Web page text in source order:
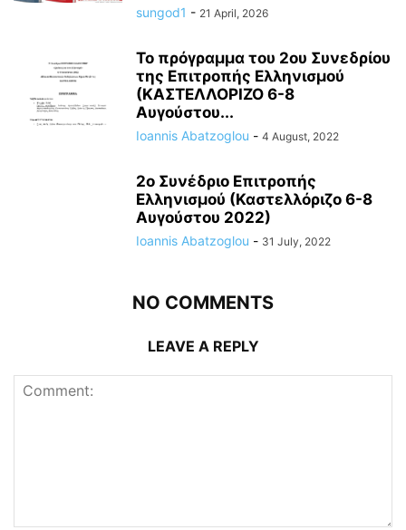
sungod1 - 21 April, 2026
Το πρόγραμμα του 2ου Συνεδρίου
της Επιτροπής Ελληνισμού
(ΚΑΣΤΕΛΛΟΡΙΖΟ 6-8
Αυγούστου...
Ioannis Abatzoglou - 4 August, 2022
2ο Συνέδριο Επιτροπής
Ελληνισμού (Καστελλόριζο 6-8
Αυγούστου 2022)
Ioannis Abatzoglou - 31 July, 2022
NO COMMENTS
LEAVE A REPLY